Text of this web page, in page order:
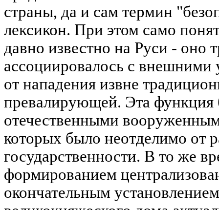
страны, да и сам термин
лексикон. При этом само
давно известно на Руси - оно
ассоциировалось с внешними
от нападения извне
превалирующей. Эта функция
отечественными
которых было неотделимо от
государственности. В то же
формированием
окончательным